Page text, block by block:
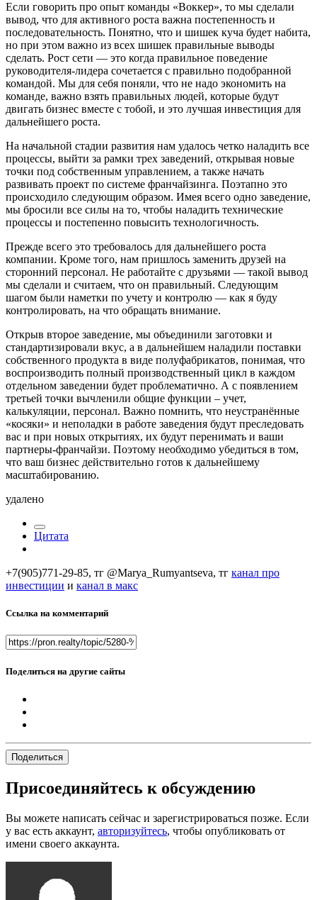
Если говорить про опыт команды «Воккер», то мы сделали
вывод, что для активного роста важна постепенность и
последовательность. Понятно, что и шишек куча будет набита,
но при этом важно из всех шишек правильные выводы
сделать. Рост сети — это когда правильное поведение
руководителя-лидера сочетается с правильно подобранной
командой. Мы для себя поняли, что не надо экономить на
команде, важно взять правильных людей, которые будут
двигать бизнес вместе с тобой, и это лучшая инвестиция для
дальнейшего роста.
На начальной стадии развития нам удалось четко наладить все
процессы, выйти за рамки трех заведений, открывая новые
точки под собственным управлением, а также начать
развивать проект по системе франчайзинга. Поэтапно это
происходило следующим образом. Имея всего одно заведение,
мы бросили все силы на то, чтобы наладить технические
процессы и постепенно повысить технологичность.
Прежде всего это требовалось для дальнейшего роста
компании. Кроме того, нам пришлось заменить друзей на
сторонний персонал. Не работайте с друзьями — такой вывод
мы сделали и считаем, что он правильный. Следующим
шагом были наметки по учету и контролю — как я буду
контролировать, на что обращать внимание.
Открыв второе заведение, мы объединили заготовки и
стандартизировали вкус, а в дальнейшем наладили поставки
собственного продукта в виде полуфабрикатов, понимая, что
воспроизводить полный производственный цикл в каждом
отдельном заведении будет проблематично. А с появлением
третьей точки вычленили общие функции – учет,
калькуляции, персонал. Важно помнить, что неустранённые
«косяки» и неполадки в работе заведения будут преследовать
вас и при новых открытиях, их будут перенимать и ваши
партнеры-франчайзи. Поэтому необходимо убедиться в том,
что ваш бизнес действительно готов к дальнейшему
масштабированию.
удалено
Цитата
+7(905)771-29-85, тг @Marya_Rumyantseva, тг канал про
инвестиции и канал в макс
Ссылка на комментарий
Поделиться на другие сайты
Поделиться
Присоединяйтесь к обсуждению
Вы можете написать сейчас и зарегистрироваться позже. Если
у вас есть аккаунт, авторизуйтесь, чтобы опубликовать от
имени своего аккаунта.